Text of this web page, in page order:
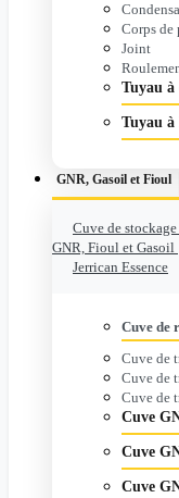
Corps de
Joint
Tuyau à
Tuyau à
GNR, Gasoil et Fioul
Cuve de
GNR, Fioul et Gasoil
Jerrican Essence
Cuve de
Cuve de
Cuve de
Cuve de
Cuve
Cuve
Cuve